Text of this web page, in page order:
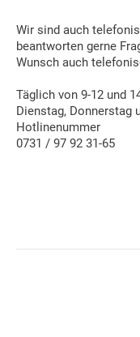
Wir sind auch
beantworten gerne
Wunsch auch
Täglich von 9-12 und
Dienstag, Donnerstag
Hotlinenummer
0731 / 97 92 31-65